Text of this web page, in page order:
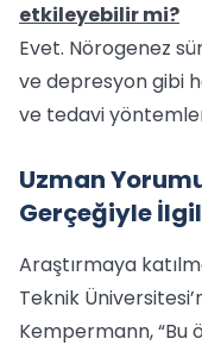
etkileyebilir mi?
Evet. Nörogenez
ve depresyon gibi
ve tedavi
Uzman
Gerçeğiyle
Araştırmaya
Teknik
Kempermann, “Bu